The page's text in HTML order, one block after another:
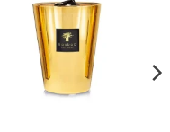
Toevoegen
verlanglijst